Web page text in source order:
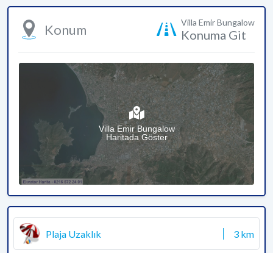
Konum Villa Emir Bungalow
Konuma Git
Villa Emir Bungalow
Haritada Göster
Plaja Uzaklık 3 km